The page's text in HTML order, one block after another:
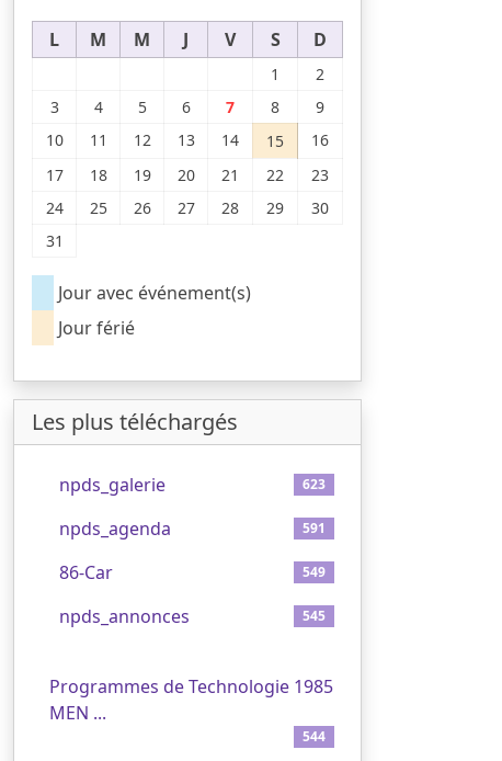
L M M J V S D
1
2
3
4 5 6 7 8
9
10
11 12 13 14 15
16
17
18 19 20 21 22
23
24
25 26 27 28 29
30
31
Jour avec événement(s)
Jour férié
Les plus téléchargés
npds_galerie 623
npds_agenda 591
86-Car 549
npds_annonces 545
Programmes de Technologie 1985
MEN ...
544